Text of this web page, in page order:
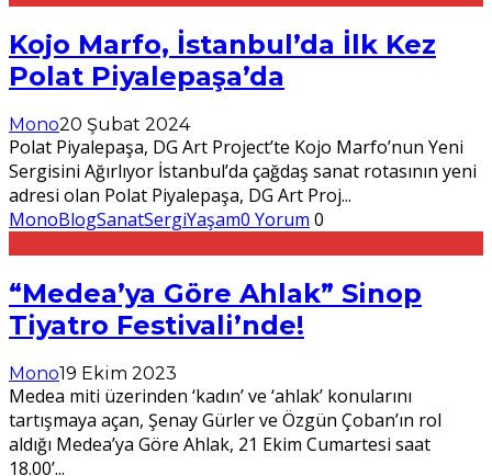
Kojo Marfo, İstanbul’da İlk Kez
Polat Piyalepaşa’da
Mono20 Şubat 2024
Polat Piyalepaşa, DG Art Project’te Kojo Marfo’nun Yeni
Sergisini Ağırlıyor İstanbul’da çağdaş sanat rotasının yeni
adresi olan Polat Piyalepaşa, DG Art Proj...
MonoBlogSanatSergiYaşam0 Yorum 0
“Medea’ya Göre Ahlak” Sinop
Tiyatro Festivali’nde!
Mono19 Ekim 2023
Medea miti üzerinden ‘kadın’ ve ‘ahlak’ konularını
tartışmaya açan, Şenay Gürler ve Özgün Çoban’ın rol
aldığı Medea’ya Göre Ahlak, 21 Ekim Cumartesi saat
18.00’...